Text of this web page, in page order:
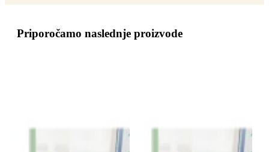
Priporočamo naslednje proizvode